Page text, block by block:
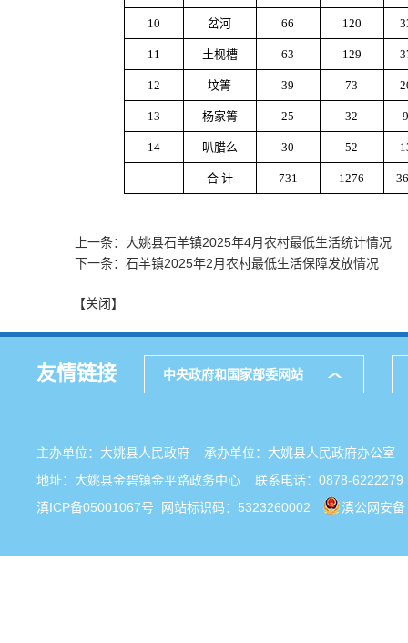
10 岔河 66 120
11 土枧槽 63 129
12 坟箐 39 73
13 杨家箐 25 32
14 叭腊么 30 52
合 计 731 1276
上一条：大姚县石羊镇2025年4月农村最低生活统计情况
下一条：石羊镇2025年2月农村最低生活保障发放情况
【关闭】
友情链接 中央政府和国家部委网站
主办单位：大姚县人民政府 承办单位：大姚县人民政府办公
地址：大姚县金碧镇金平路政务中心 联系电话：0878-6222279
滇ICP备05001067号 网站标识码：5323260002 滇公网安